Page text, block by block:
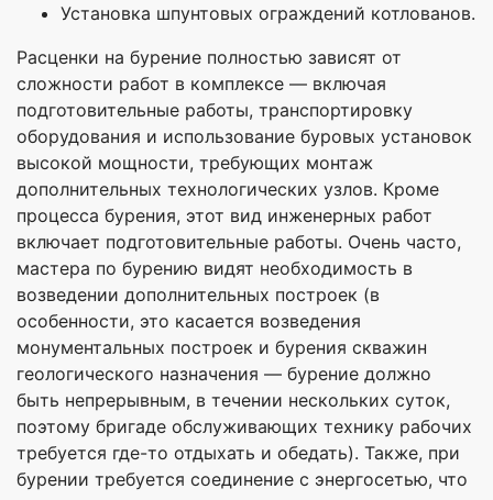
Установка шпунтовых ограждений котлованов.
Расценки на бурение полностью зависят от
сложности работ в комплексе — включая
подготовительные работы, транспортировку
оборудования и использование буровых установок
высокой мощности, требующих монтаж
дополнительных технологических узлов. Кроме
процесса бурения, этот вид инженерных работ
включает подготовительные работы. Очень часто,
мастера по бурению видят необходимость в
возведении дополнительных построек (в
особенности, это касается возведения
монументальных построек и бурения скважин
геологического назначения — бурение должно
быть непрерывным, в течении нескольких суток,
поэтому бригаде обслуживающих технику рабочих
требуется где-то отдыхать и обедать). Также, при
бурении требуется соединение с энергосетью, что